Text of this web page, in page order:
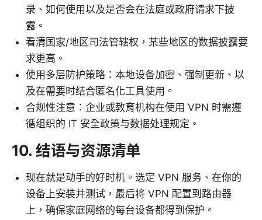
录、如何使用以及是否会在法庭或政府请求下披
露。
看清国家/地区司法管辖权，某些地区的数据披露要
求更高。
使用多层防护策略：本地设备加密、强制更新、以
及在需要时结合匿名化工具使用。
合规性注意：企业或教育机构在使用 VPN 时需遵
循组织的 IT 安全政策与数据处理规定。
10. 结语与资源清单
现在就是动手的好时机。选定 VPN 服务、在你的
设备上安装并测试，最后将 VPN 配置到路由器
上，确保家庭网络的每台设备都得到保护。